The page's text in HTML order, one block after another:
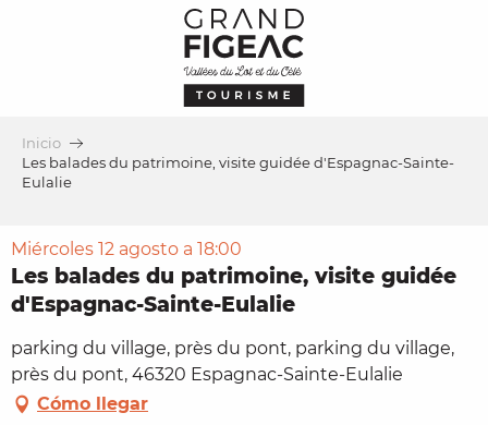
Inicio
Les balades du patrimoine, visite guidée d'Espagnac-Sainte-
Eulalie
Miércoles 12 agosto a 18:00
Les balades du patrimoine, visite guidée
d'Espagnac-Sainte-Eulalie
parking du village, près du pont, parking du village,
près du pont, 46320 Espagnac-Sainte-Eulalie
Cómo llegar